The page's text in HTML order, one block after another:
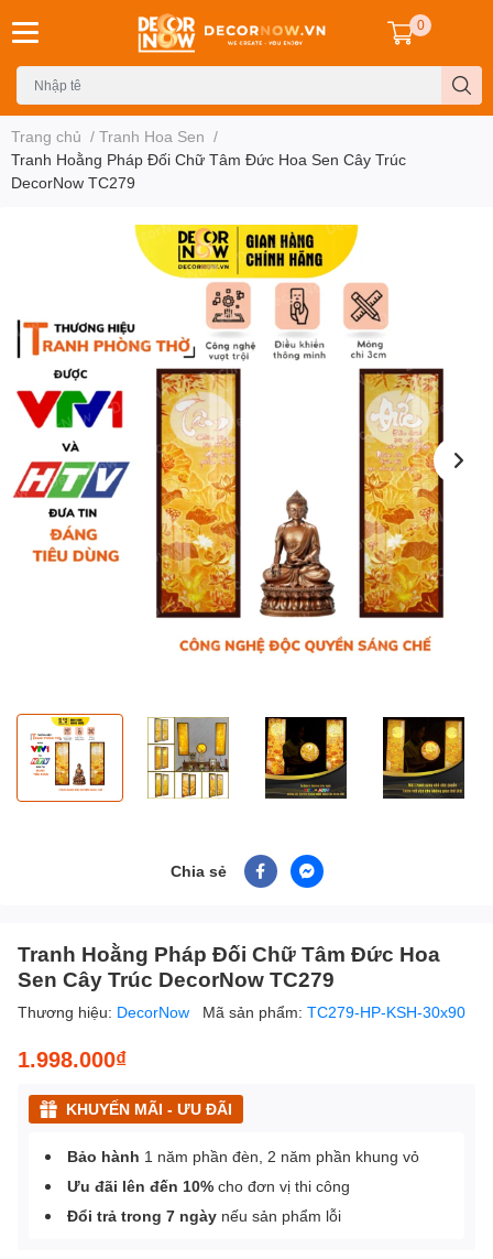
0
Trang chủ / Tranh Hoa Sen /
Tranh Hoằng Pháp Đối Chữ Tâm Đức Hoa Sen Cây Trúc
DecorNow TC279
Chia sẻ
Tranh Hoằng Pháp Đối Chữ Tâm Đức Hoa
Sen Cây Trúc DecorNow TC279
Thương hiệu: DecorNow Mã sản phẩm: TC279-HP-KSH-30x90
1.998.000₫
KHUYẾN MÃI - ƯU ĐÃI
Bảo hành 1 năm phần đèn, 2 năm phần khung vỏ
Ưu đãi lên đến 10% cho đơn vị thi công
Đổi trả trong 7 ngày nếu sản phẩm lỗi